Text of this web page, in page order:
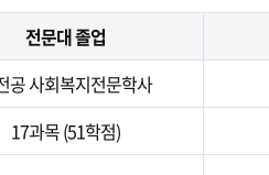
전문대 졸업
공 사회복지전문학사
17과목 (51학점)